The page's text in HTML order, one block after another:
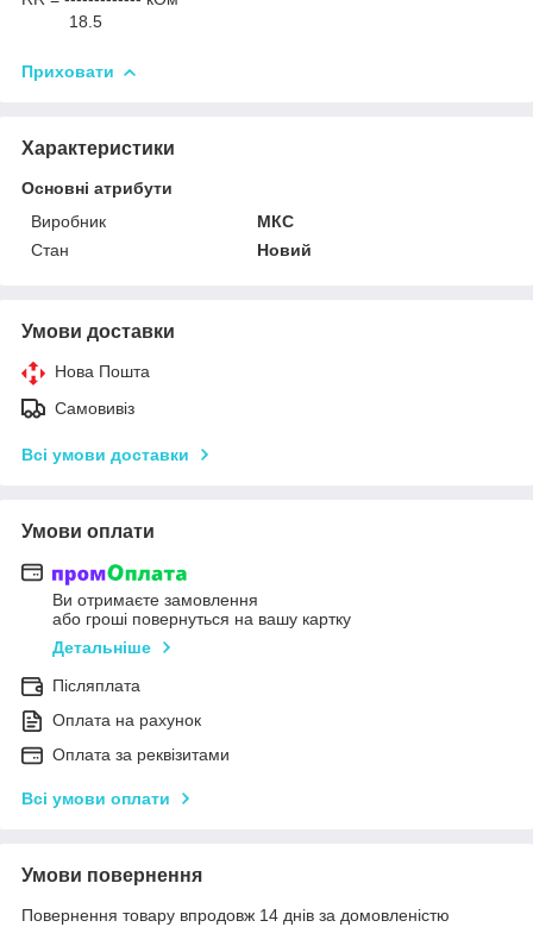
18.5
Приховати
Характеристики
Основні атрибути
Виробник
МКС
Стан
Новий
Умови доставки
Нова Пошта
Самовивіз
Всі умови доставки
Умови оплати
Ви отримаєте замовлення
або гроші повернуться на вашу картку
Детальніше
Післяплата
Оплата на рахунок
Оплата за реквізитами
Всі умови оплати
Умови повернення
Повернення товару впродовж 14 днів за домовленістю